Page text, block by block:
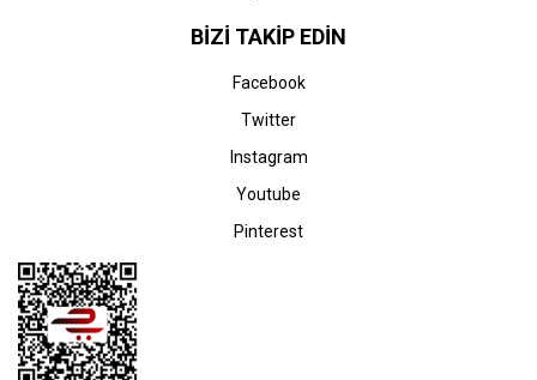
BİZİ TAKİP EDİN
Facebook
Twitter
Instagram
Youtube
Pinterest